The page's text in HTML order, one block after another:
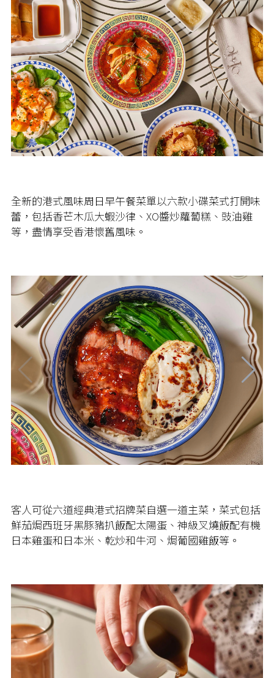
全新的港式風味周日早午餐菜單以六款小碟菜式打開味
蕾，包括香芒木瓜大蝦沙律、XO醬炒蘿蔔糕、豉油雞
等，盡情享受香港懷舊風味。
客人可從六道經典港式招牌菜自選一道主菜，菜式包括
鮮茄焗西班牙黑豚豬扒飯配太陽蛋、神級叉燒飯配有機
日本雞蛋和日本米、乾炒和牛河、焗葡國雞飯等。